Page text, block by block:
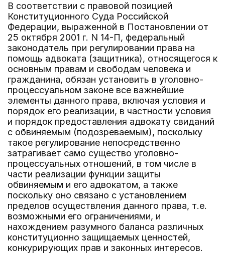
В соответствии с правовой позицией
Конституционного Суда Российской
Федерации, выраженной в Постановлении от
25 октября 2001 г. N 14-П, федеральный
законодатель при регулировании права на
помощь адвоката (защитника), относящегося к
основным правам и свободам человека и
гражданина, обязан установить в уголовно-
процессуальном законе все важнейшие
элементы данного права, включая условия и
порядок его реализации, в частности условия
и порядок предоставления адвокату свиданий
с обвиняемым (подозреваемым), поскольку
такое регулирование непосредственно
затрагивает само существо уголовно-
процессуальных отношений, в том числе в
части реализации функции защиты
обвиняемым и его адвокатом, а также
поскольку оно связано с установлением
пределов осуществления данного права, т.е.
возможными его ограничениями, и
нахождением разумного баланса различных
конституционно защищаемых ценностей,
конкурирующих прав и законных интересов.